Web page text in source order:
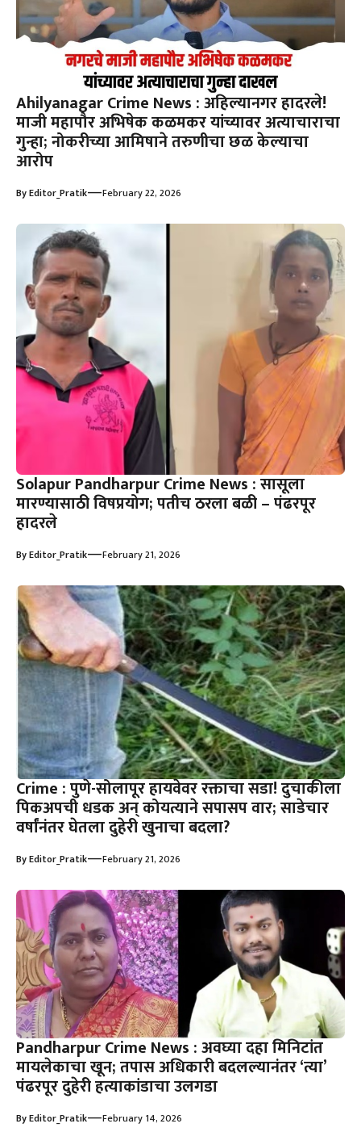
Ahilyanagar Crime News : अहिल्यानगर हादरले!
माजी महापौर अभिषेक कळमकर यांच्यावर अत्याचाराचा
गुन्हा; नोकरीच्या आमिषाने तरुणीचा छळ केल्याचा
आरोप
ByEditor_Pratik—February 22, 2026
Solapur Pandharpur Crime News : सासूला
मारण्यासाठी विषप्रयोग; पतीच ठरला बळी – पंढरपूर
हादरले
ByEditor_Pratik—February 21, 2026
Crime : पुणे-सोलापूर हायवेवर रक्ताचा सडा! दुचाकीला
पिकअपची धडक अन् कोयत्याने सपासप वार; साडेचार
वर्षांनंतर घेतला दुहेरी खुनाचा बदला?
ByEditor_Pratik—February 21, 2026
Pandharpur Crime News : अवघ्या दहा मिनिटांत
मायलेकाचा खून; तपास अधिकारी बदलल्यानंतर ‘त्या’
पंढरपूर दुहेरी हत्याकांडाचा उलगडा
ByEditor_Pratik—February 14, 2026